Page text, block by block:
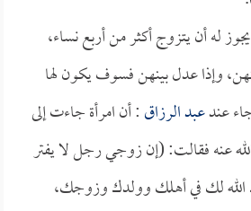
له أن يتزوج أكثر من أربع نساء،
وإذا عدل بينهن فسوف يكون لها
عندعبد الرزاق: أن امرأة جاءت إلى
عنه فقالت: (إن زوجي رجل لا يفتر
الله لك في أهلك وولدك وزوجك،